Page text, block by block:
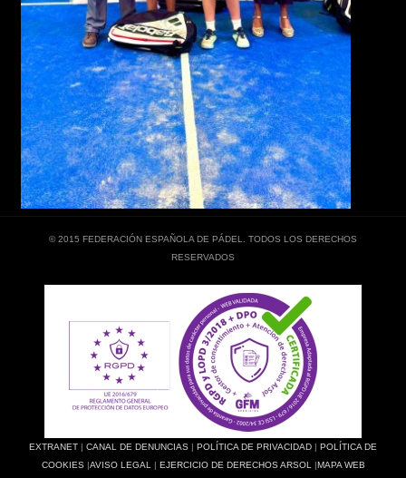
© 2015 FEDERACIÓN ESPAÑOLA DE PÁDEL. TODOS LOS DERECHOS
RESERVADOS
EXTRANET | CANAL DE DENUNCIAS | POLÍTICA DE PRIVACIDAD | POLÍTICA DE
COOKIES|AVISO LEGAL | EJERCICIO DE DERECHOS ARSOL |MAPA WEB